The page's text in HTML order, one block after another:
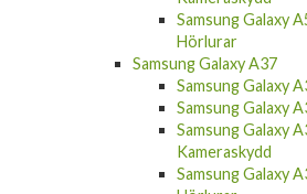
Samsung Galaxy
Hörlurar
Samsung Galaxy A37
Samsung Galaxy
Samsung Galaxy
Samsung Galaxy
Kameraskydd
Samsung Galaxy